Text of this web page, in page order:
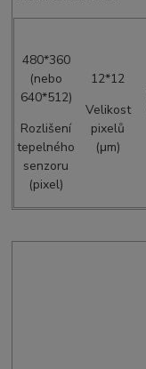
480*360
(nebo
640*512)
Rozlišení
tepelného
senzoru
(pixel)
12*12
Velikost
pixelů
(μm)